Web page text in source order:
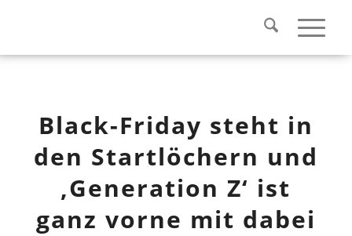
Black-Friday steht in
den Startlöchern und
‚Generation Z‘ ist
ganz vorne mit dabei